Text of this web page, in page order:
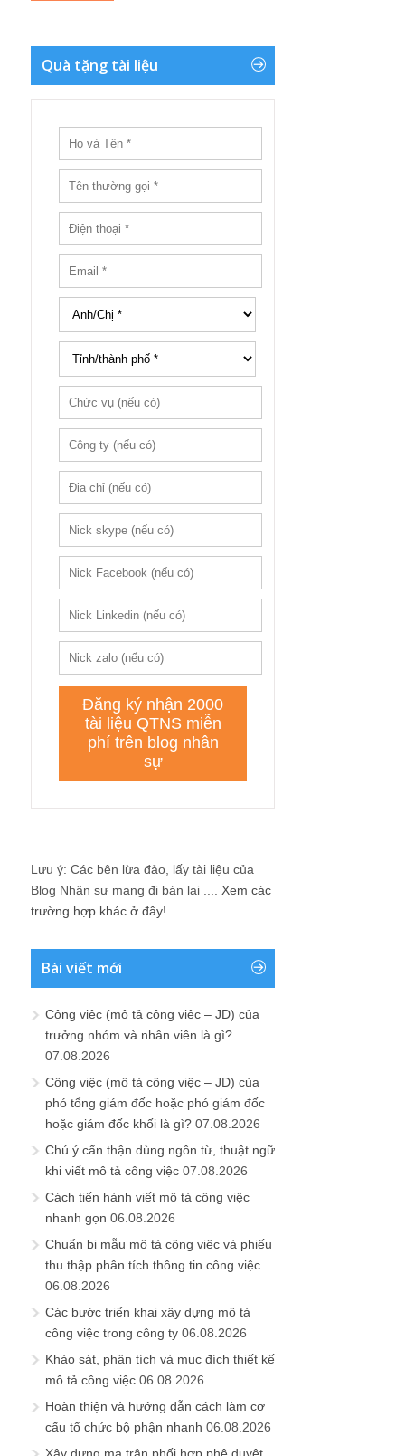
Quà tặng tài liệu
Lưu ý: Các bên lừa đảo, lấy tài liệu của
Blog Nhân sự mang đi bán lại .... Xem các
trường hợp khác ở đây!
Bài viết mới
Công việc (mô tả công việc – JD) của
trưởng nhóm và nhân viên là gì?
07.08.2026
Công việc (mô tả công việc – JD) của
phó tổng giám đốc hoặc phó giám đốc
hoặc giám đốc khối là gì? 07.08.2026
Chú ý cẩn thận dùng ngôn từ, thuật ngữ
khi viết mô tả công việc 07.08.2026
Cách tiến hành viết mô tả công việc
nhanh gọn 06.08.2026
Chuẩn bị mẫu mô tả công việc và phiếu
thu thập phân tích thông tin công việc
06.08.2026
Các bước triển khai xây dựng mô tả
công việc trong công ty 06.08.2026
Khảo sát, phân tích và mục đích thiết kế
mô tả công việc 06.08.2026
Hoàn thiện và hướng dẫn cách làm cơ
cấu tổ chức bộ phận nhanh 06.08.2026